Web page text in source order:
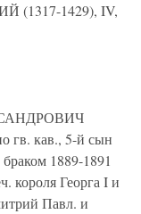
(1317-1429), IV,
гв. кав., 5-й сын
1889-1891
короля Георга I и
Павл. и